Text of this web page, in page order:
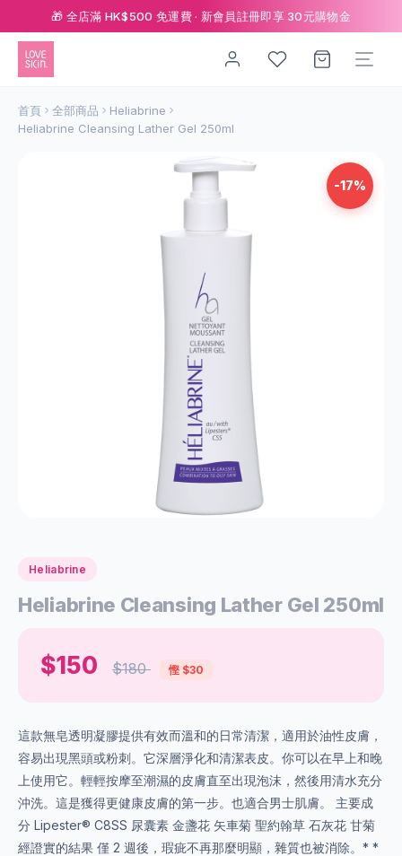
🎁 全店滿 HK$500 免運費 · 新會員註冊即享 30元購物金
首頁 全部商品
Heliabrine
Heliabrine Cleansing Lather Gel 250ml
-17%
Heliabrine
Heliabrine Cleansing Lather Gel 250ml
$150 $180 慳 $30
這款無皂透明凝膠提供有效而溫和的日常清潔，適用於油性皮膚，
容易出現黑頭或粉刺。它深層淨化和清潔表皮。你可以在早上和晚
上使用它。輕輕按摩至潮濕的皮膚直至出現泡沫，然後用清水充分
沖洗。這是獲得更健康皮膚的第一步。也適合男士肌膚。 主要成
分 Lipester® C8SS 尿囊素 金盞花 矢車菊 聖約翰草 石灰花 甘菊
經證實的結果 僅 2 週後，瑕疵不再那麼明顯，雜質也被消除。* *